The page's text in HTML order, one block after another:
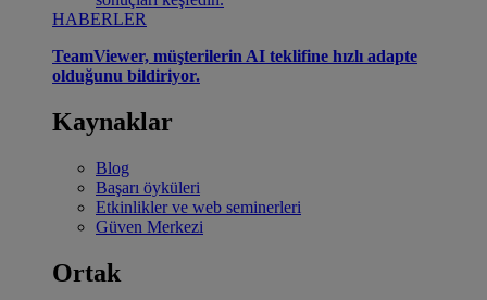
HABERLER
TeamViewer, müşterilerin AI teklifine hızlı adapte
olduğunu bildiriyor.
Kaynaklar
Blog
Başarı öyküleri
Etkinlikler ve web seminerleri
Güven Merkezi
Ortak